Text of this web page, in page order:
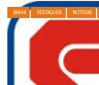
BAHIA DESTAQUES NOTÍCIAS